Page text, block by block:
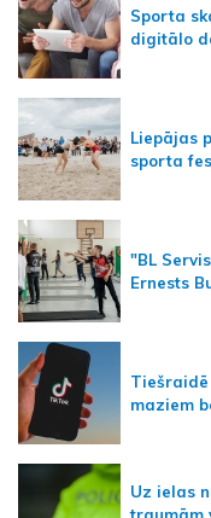
Sporta
digitālo
Liepājas
sporta
"BL
Ernests
maziem
Uz ielas